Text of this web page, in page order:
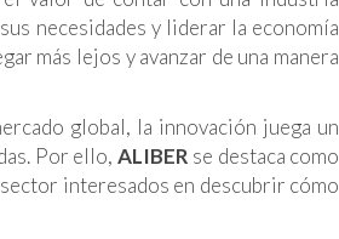
necesidades y liderar la economía
más lejos y avanzar de una manera
global, la innovación juega un
Por ello, ALIBER se destaca como
interesados en descubrir cómo